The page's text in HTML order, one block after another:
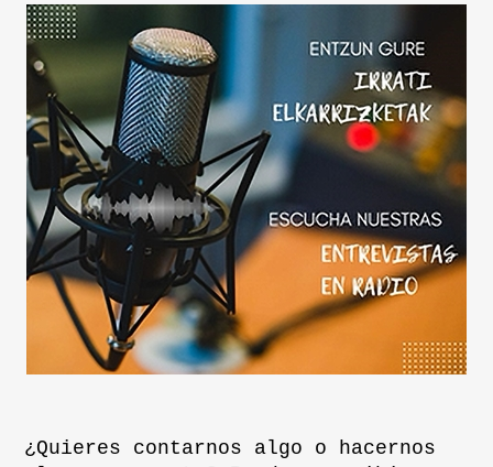
¿Quieres contarnos algo o hacernos